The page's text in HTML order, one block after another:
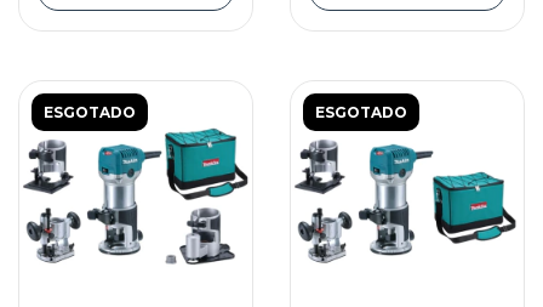
ESGOTADO ESGOTADO